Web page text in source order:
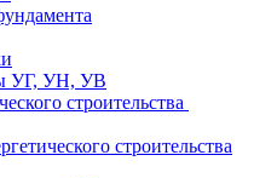
УГ, УН, УВ
строительства
строительства